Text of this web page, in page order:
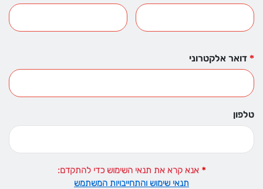
דואר אלקטרוני
טלפון
:אנא קרא את תנאי השימוש כדי להתקדם
תנאי שימוש והתחייבויות המשתמש